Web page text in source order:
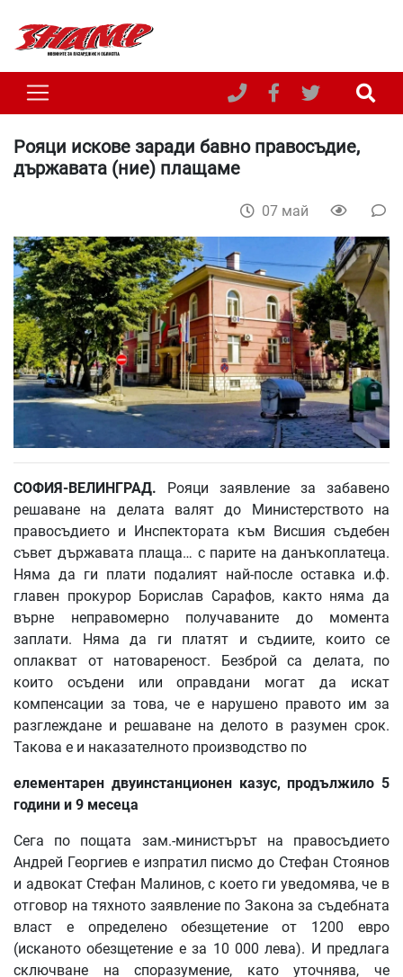
Рояци искове заради бавно правосъдие,
държавата (ние) плащаме
07 май
СОФИЯ-ВЕЛИНГРАД. Рояци заявление за забавено
решаване на делата валят до Министерството на
правосъдието и Инспектората към Висшия съдебен
съвет държавата плаща… с парите на данъкоплатеца.
Няма да ги плати подалият най-после оставка и.ф.
главен прокурор Борислав Сарафов, както няма да
върне неправомерно получаваните до момента
заплати. Няма да ги платят и съдиите, които се
оплакват от натовареност. Безброй са делата, по
които осъдени или оправдани могат да искат
компенсации за това, че е нарушено правото им за
разглеждане и решаване на делото в разумен срок.
Такова е и наказателното производство по
елементарен двуинстанционен казус,продължило 5
години и 9 месеца
Сега по пощата зам.-министърът на правосъдието
Андрей Георгиев е изпратил писмо до Стефан Стоянов
и адвокат Стефан Малинов, с което ги уведомява, че в
отговор на тяхното заявление по Закона за съдебната
власт е определено обезщетение от 1200 евро
(исканото обезщетение е за 10 000 лева). И предлага
сключване на споразумение, като уточнява, че